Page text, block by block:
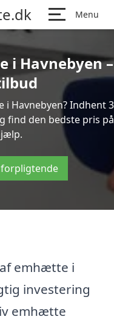
Menu
i Havnebyen –
Havnebyen? Indhent 3
find den bedste pris på
emhætte i
investering
emhætte